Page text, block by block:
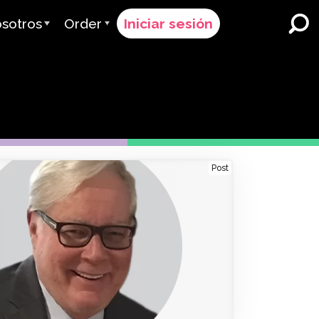
ClassLink
Astuto
Ellevation
de Inglés
Educación Superior
Lugares de trabajo
& Cumplimiento
Order
Contactar Soporte
Iniciar sesión
Post